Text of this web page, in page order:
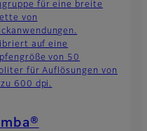
für eine breite
von
auf eine
von 50
für Auflösungen von
zu 600 dpi.